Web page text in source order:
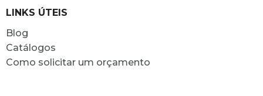
LINKS ÚTEIS
Blog
Catálogos
Como solicitar um orçamento